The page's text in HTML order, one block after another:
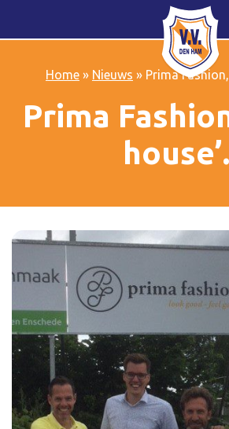
Home» Nieuws » Prima
Prima
house’.